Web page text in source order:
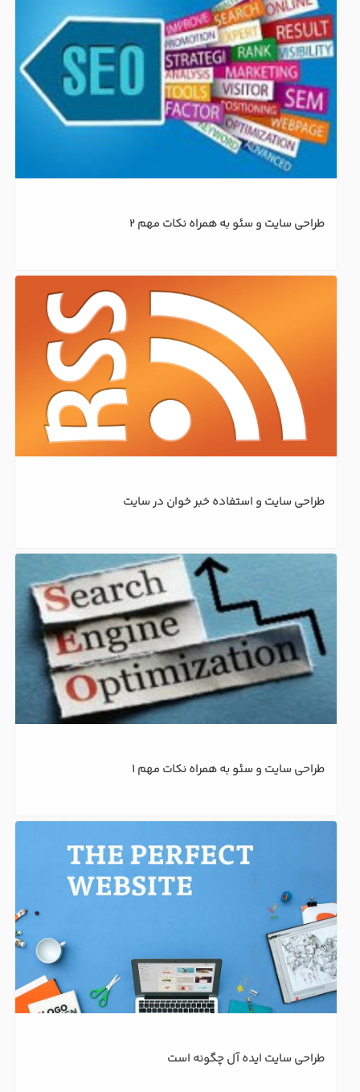
طراحی سایت و سئو به همراه نکات مهم 2
طراحی سایت و استفاده خبر خوان در سایت
طراحی سایت و سئو به همراه نکات مهم 1
طراحی سایت ایده آل چگونه است